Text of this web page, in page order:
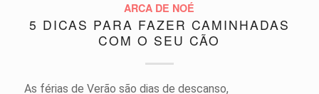
ARCA DE NOÉ
5 DICAS PARA FAZER CAMINHADAS
COM O SEU CÃO
As férias de Verão são dias de descanso,